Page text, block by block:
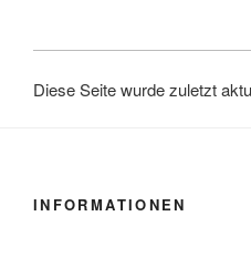
Diese Seite wurde zuletzt
INFORMATIONEN